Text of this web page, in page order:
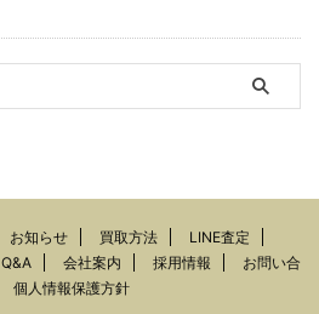
お知らせ 買取方法
LINE査定
Q&A 会社案内 採用情報
お問い合
個人情報保護方針